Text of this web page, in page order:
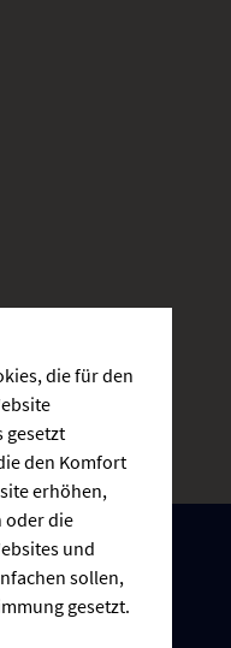
die für den
gesetzt
den Komfort
erhöhen,
oder die
und
sollen,
gesetzt.